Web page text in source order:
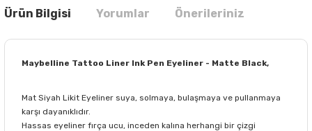
Ürün Bilgisi Yorumlar Önerileriniz
Maybelline Tattoo Liner Ink Pen Eyeliner - Matte Black,
Mat Siyah Likit Eyeliner suya, solmaya, bulaşmaya ve pullanmaya
karşı dayanıklıdır.
Hassas eyeliner fırça ucu, inceden kalına herhangi bir çizgi